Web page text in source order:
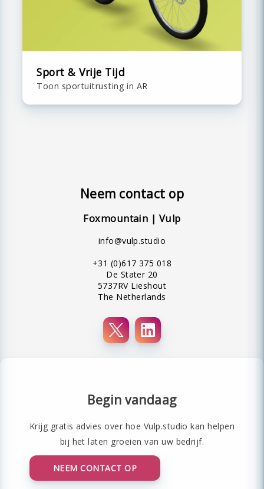
Sport & Vrije Tijd
Toon sportuitrusting in AR
Neem contact op
Foxmountain | Vulp
info@vulp.studio
+31 (0)617 375 018
De Stater 20
5737RV Lieshout
The Netherlands
Begin vandaag
Krijg gratis advies over hoe Vulp.studio kan helpen
bij het laten groeien van uw bedrijf.
NEEM CONTACT OP